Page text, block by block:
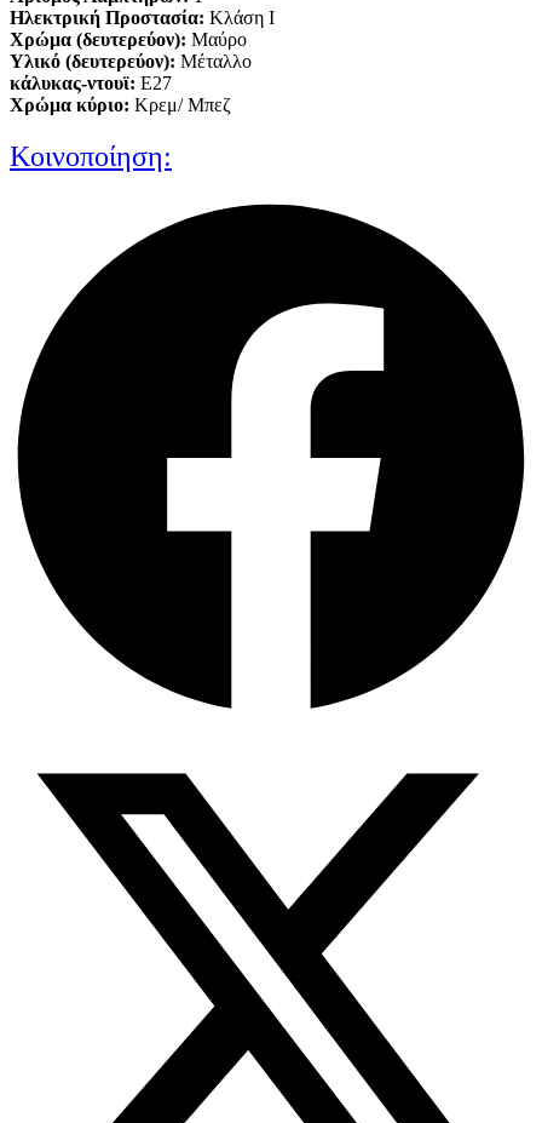
Ηλεκτρική Προστασία: Κλάση Ι
Χρώμα (δευτερεύον): Μαύρο
Υλικό (δευτερεύον): Μέταλλο
κάλυκας-ντουϊ: E27
Xρώμα κύριο: Κρεμ/ Μπεζ
Κοινοποίηση: